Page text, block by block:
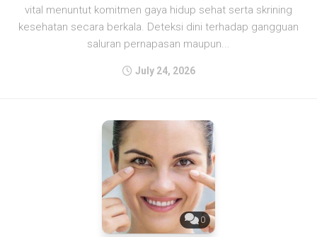
vital menuntut komitmen gaya hidup sehat serta skrining
kesehatan secara berkala. Deteksi dini terhadap gangguan
saluran pernapasan maupun...
July 24, 2026
0